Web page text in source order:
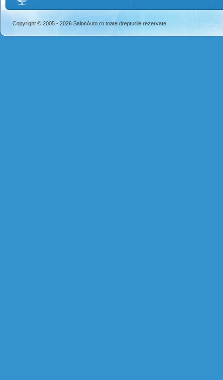
Copyright © 2005 - 2026 SalonAuto.ro toate drepturile rezervate.